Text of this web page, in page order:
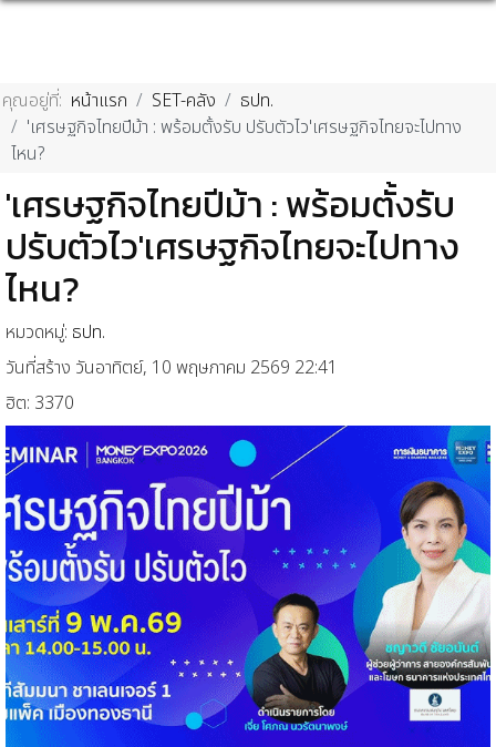
คุณอยู่ที่: หน้าแรก SET-คลัง
ธปท.
'เศรษฐกิจไทยปีม้า : พร้อมตั้งรับ ปรับตัวไว'เศรษฐกิจไทยจะไปทาง
ไหน?
'เศรษฐกิจไทยปีม้า : พร้อมตั้งรับ
ปรับตัวไว'เศรษฐกิจไทยจะไปทาง
ไหน?
หมวดหมู่: ธปท.
วันที่สร้าง วันอาทิตย์, 10 พฤษภาคม 2569 22:41
ฮิต: 3370